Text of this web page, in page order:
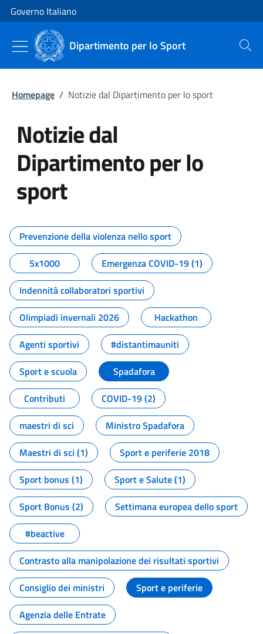
Vai al contenuto
Vai alla navigazione del sito
Governo Italiano
Dipartimento per lo Sport Cerca
Homepage / Notizie dal Dipartimento per lo sport
Notizie dal
Dipartimento per lo
sport
Tutti i contenuti della pagina
Prevenzione della violenza nello sport
5x1000
Emergenza COVID-19 (1)
Indennità collaboratori sportivi
Olimpiadi invernali 2026
Hackathon
Agenti sportivi
#distantimauniti
Sport e scuola
Spadafora
Contributi
COVID-19 (2)
maestri di sci
Ministro Spadafora
Maestri di sci (1)
Sport e periferie 2018
Sport bonus (1)
Sport e Salute (1)
Sport Bonus (2)
Settimana europea dello sport
#beactive
Contrasto alla manipolazione dei risultati sportivi
Consiglio dei ministri
Sport e periferie
Agenzia delle Entrate